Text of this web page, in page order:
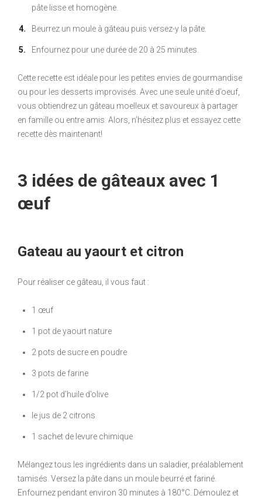
pâte lisse et homogène.
Beurrez un moule à gâteau puis versez-y la pâte.
Enfournez pour une durée de 20 à 25 minutes.
Cette recette est idéale pour les petites envies de gourmandise
ou pour les desserts improvisés. Avec une seule unité d’oeuf,
vous obtiendrez un gâteau moelleux et savoureux à partager
en famille ou entre amis. Alors, n’hésitez plus et essayez cette
recette dès maintenant!
3 idées de gâteaux avec 1
œuf
Gateau au yaourt et citron
Pour réaliser ce gâteau, il vous faut :
1 œuf
1 pot de yaourt nature
2 pots de sucre en poudre
3 pots de farine
1/2 pot d’huile d’olive
le jus de 2 citrons
1 sachet de levure chimique
Mélangez tous les ingrédients dans un saladier, préalablement
tamisés. Versez la pâte dans un moule beurré et fariné.
Enfournez pendant environ 30 minutes à 180°C. Démoulez et